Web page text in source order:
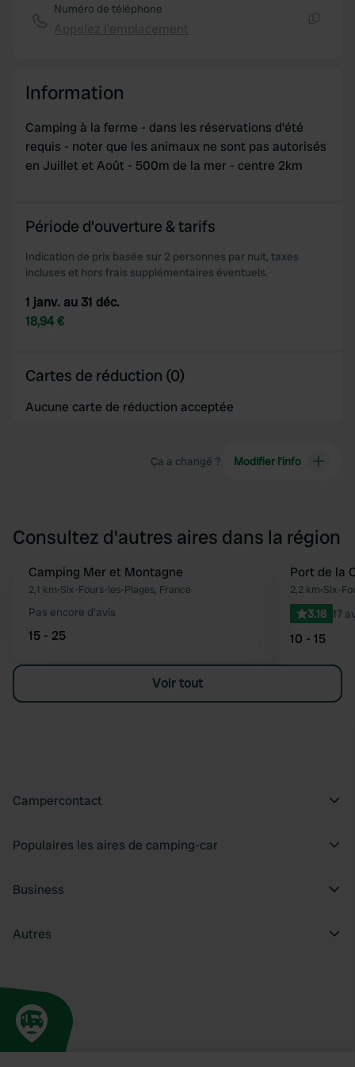
Numéro de téléphone
Information
Camping à la ferme - dans les réservations d'été
requis - noter que les animaux ne sont pas autorisés
en Juillet et Août - 500m de la mer - centre 2km
Période d'ouverture & tarifs
Indication de prix basée sur 2 personnes par nuit, taxes
incluses et hors frais supplémentaires éventuels.
1 janv. au 31 déc.
18,94 €
Cartes de réduction (0)
Aucune carte de réduction acceptée
Ça a changé ? Modifier l’info
Consultez d'autres aires dans la région
Préféré
Camping Mer et Montagne
2,1 km•Six-Fours-les-Plages, France
Pas encore d'avis
15 - 25
Port de la
2,2 km•Six-
3.18 17
10 - 15
Voir tout
Campercontact
Populaires les aires de camping-car
Business
Autres